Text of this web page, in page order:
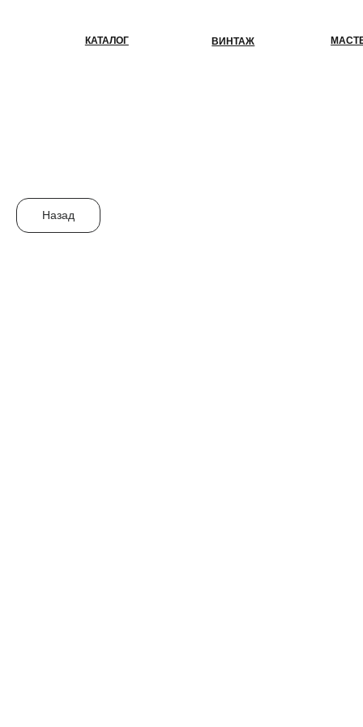
ВИНТАЖ МАСТЕР-
КАТАЛОГ
Назад